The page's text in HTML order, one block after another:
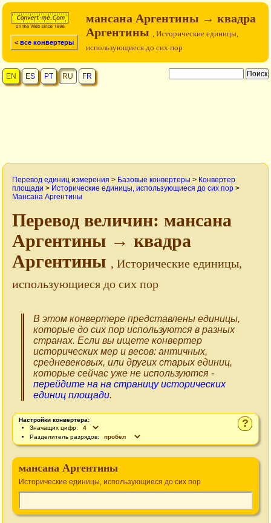
< все конвертеры
мансана Аргентины → квадра
Аргентины , Исторические единицы,
использующиеся до сих пор
EN ES PT RU FR
Перевод единиц измерения > Базовые конвертеры > Конвертер
площади > Исторические единицы, использующиеся до сих пор >
Мансана Аргентины
Перевод величин: мансана
Аргентины → квадра
Аргентины , Исторические единицы,
использующиеся до сих пор
В этом конвертере представлены единицы,
которые до сих пор используются в разных
странах. Если вы ищете конвертер
исторических мер и весов: античных,
средневековых, или других старых единиц,
которые сейчас уже не используются -
перейдите на на страницу исторических
единиц площади.
?
Настройки конвертера:
Значащих цифр:
Разделитель разрядов:
мансана Аргентины
Исторические единицы, использующиеся до сих пор